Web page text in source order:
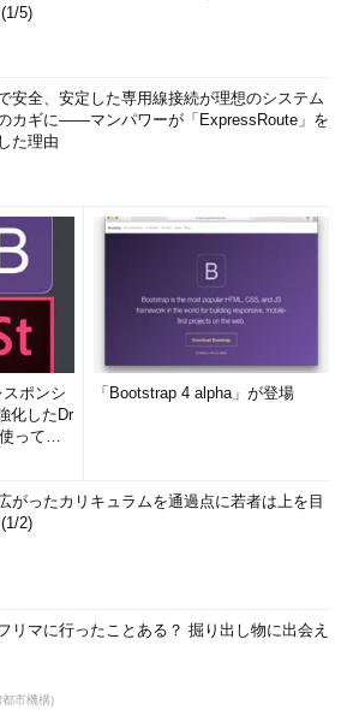
5)
安全、安定した専用線接続が理想のシステム
カギに――マンパワーが「ExpressRoute」を
た理由
ポンシ
化したDr
って
「Bootstrap 4 alpha」が登場
がったカリキュラムを通過点に若者は上を目
2)
リマに行ったことある？ 掘り出し物に出会え
都市機構)